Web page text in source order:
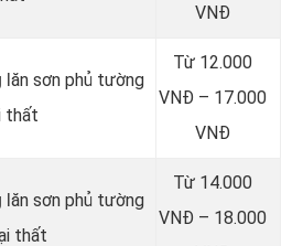
VNĐ
ăn sơn phủ tường
thất
Từ 12.000
VNĐ – 17.000
VNĐ
ăn sơn phủ tường
thất
Từ 14.000
VNĐ – 18.000